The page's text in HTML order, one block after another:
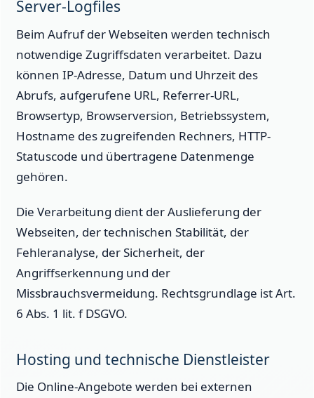
Server-Logfiles
Beim Aufruf der Webseiten werden technisch
notwendige Zugriffsdaten verarbeitet. Dazu
können IP-Adresse, Datum und Uhrzeit des
Abrufs, aufgerufene URL, Referrer-URL,
Browsertyp, Browserversion, Betriebssystem,
Hostname des zugreifenden Rechners, HTTP-
Statuscode und übertragene Datenmenge
gehören.
Die Verarbeitung dient der Auslieferung der
Webseiten, der technischen Stabilität, der
Fehleranalyse, der Sicherheit, der
Angriffserkennung und der
Missbrauchsvermeidung. Rechtsgrundlage ist Art.
6 Abs. 1 lit. f DSGVO.
Hosting und technische Dienstleister
Die Online-Angebote werden bei externen